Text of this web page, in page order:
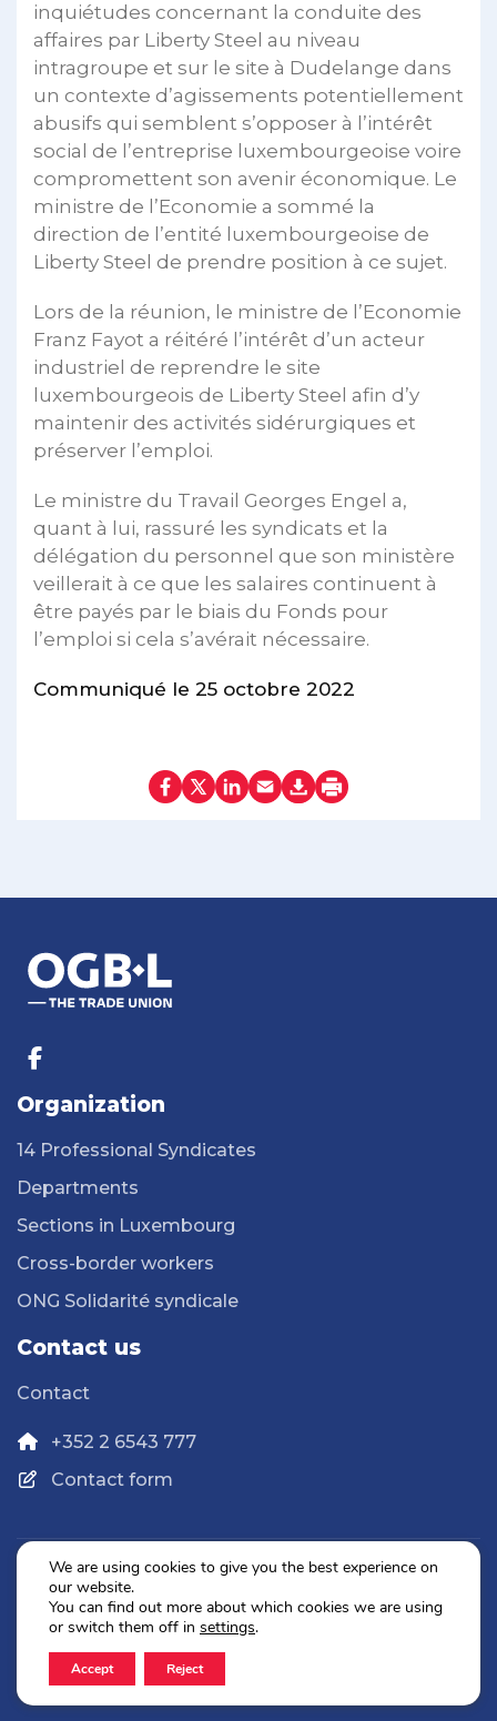
inquiétudes concernant la conduite des
affaires par Liberty Steel au niveau
intragroupe et sur le site à Dudelange dans
un contexte d’agissements potentiellement
abusifs qui semblent s’opposer à l’intérêt
social de l’entreprise luxembourgeoise voire
compromettent son avenir économique. Le
ministre de l’Economie a sommé la
direction de l’entité luxembourgeoise de
Liberty Steel de prendre position à ce sujet.
Lors de la réunion, le ministre de l’Economie
Franz Fayot a réitéré l’intérêt d’un acteur
industriel de reprendre le site
luxembourgeois de Liberty Steel afin d’y
maintenir des activités sidérurgiques et
préserver l’emploi.
Le ministre du Travail Georges Engel a,
quant à lui, rassuré les syndicats et la
délégation du personnel que son ministère
veillerait à ce que les salaires continuent à
être payés par le biais du Fonds pour
l’emploi si cela s’avérait nécessaire.
Communiqué le 25 octobre 2022
Organization
14 Professional Syndicates
Departments
Sections in Luxembourg
Cross-border workers
ONG Solidarité syndicale
Contact us
Contact
+352 2 6543 777
Contact form
Legal Notice
2026 © OGBL. All rights reserved.
We are using cookies to give you the best experience on
our website.
You can find out more about which cookies we are using
or switch them off in settings.
Accept Reject